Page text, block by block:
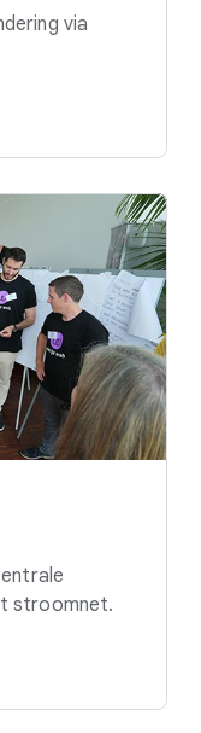
via
stroomnet.